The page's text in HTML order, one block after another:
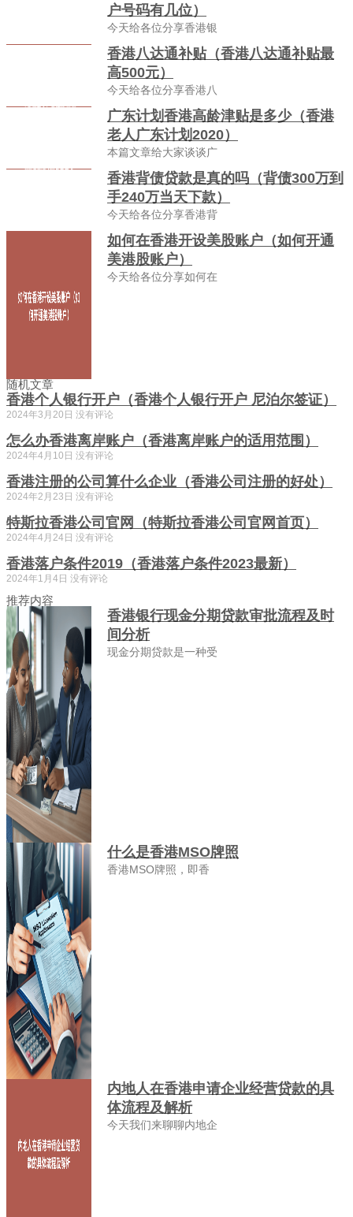
户号码有几位）
今天给各位分享香港银
香港八达通补贴（香港八达通补贴最
高500元）
今天给各位分享香港八
广东计划香港高龄津贴是多少（香港
老人广东计划2020）
本篇文章给大家谈谈广
香港背债贷款是真的吗（背债300万到
手240万当天下款）
今天给各位分享香港背
如何在香港开设美股账户（如何开通
美港股账户）
今天给各位分享如何在
随机文章
香港个人银行开户（香港个人银行开户 尼泊尔签证）
2024年3月20日 没有评论
怎么办香港离岸账户（香港离岸账户的适用范围）
2024年4月10日 没有评论
香港注册的公司算什么企业（香港公司注册的好处）
2024年2月23日 没有评论
特斯拉香港公司官网（特斯拉香港公司官网首页）
2024年4月24日 没有评论
香港落户条件2019（香港落户条件2023最新）
2024年1月4日 没有评论
推荐内容
香港银行现金分期贷款审批流程及时
间分析
现金分期贷款是一种受
什么是香港MSO牌照
香港MSO牌照，即香
内地人在香港申请企业经营贷款的具
体流程及解析
今天我们来聊聊内地企